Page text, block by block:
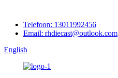
Telefoon: 13011992456
Email: rhdiecast@outlook.com
English